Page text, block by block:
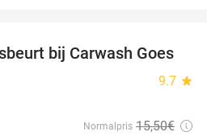
36%
bij Carwash Goes
9.7 star
Normalpris 15,50€